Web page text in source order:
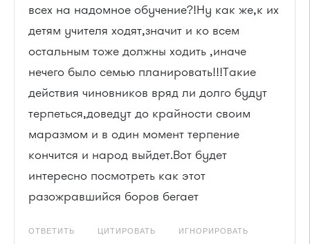
всех на надомное обучение?!Ну как же,к их
детям учителя ходят,значит и ко всем
остальным тоже должны ходить ,иначе
нечего было семью планировать!!!Такие
действия чиновников вряд ли долго будут
терпеться,доведут до крайности своим
маразмом и в один момент терпение
кончится и народ выйдет.Вот будет
интересно посмотреть как этот
разожравшийся боров бегает
ОТВЕТИТЬ ЦИТИРОВАТЬ ИГНОРИРОВАТЬ